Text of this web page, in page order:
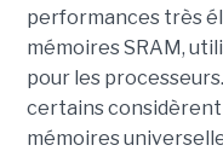
performances très
mémoires SRAM,
pour les
certains considèrent
mémoires